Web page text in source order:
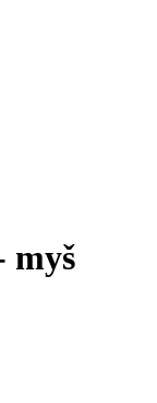
myš